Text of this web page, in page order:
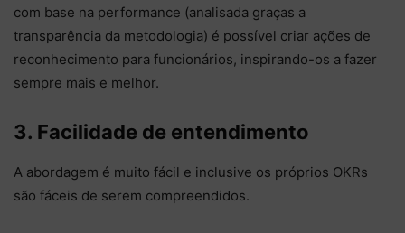
com base na performance (analisada graças a
transparência da metodologia) é possível criar ações de
reconhecimento para funcionários, inspirando-os a fazer
sempre mais e melhor.
3. Facilidade de entendimento
A abordagem é muito fácil e inclusive os próprios OKRs
são fáceis de serem compreendidos.